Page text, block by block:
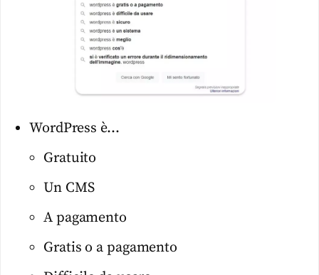
WordPress è…
Gratuito
Un CMS
A pagamento
Gratis o a pagamento